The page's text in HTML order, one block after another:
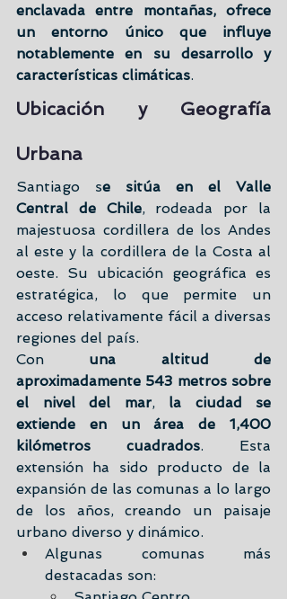
enclavada entre montañas, ofrece
un entorno único que influye
notablemente en su desarrollo y
características climáticas.
Ubicación y Geografía
Urbana
Santiago se sitúa en el Valle
Central de Chile, rodeada por la
majestuosa cordillera de los Andes
al este y la cordillera de la Costa al
oeste. Su ubicación geográfica es
estratégica, lo que permite un
acceso relativamente fácil a diversas
regiones del país.
Con una altitud de
aproximadamente 543 metros sobre
el nivel del mar, la ciudad se
extiende en un área de 1,400
kilómetros cuadrados. Esta
extensión ha sido producto de la
expansión de las comunas a lo largo
de los años, creando un paisaje
urbano diverso y dinámico.
Algunas comunas más
destacadas son: